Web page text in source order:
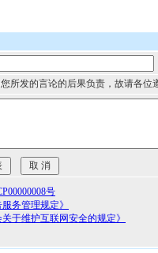
所发的言论的后果负责，故请各位
号
务管理规定》
于维护互联网安全的规定》